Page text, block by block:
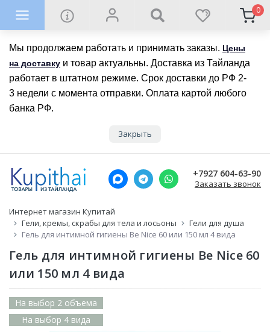
Мы продолжаем работать и принимать заказы. Цены
на доставку и товар актуальны. Доставка из Тайланда
работает в штатном режиме. Срок доставки до РФ 2-
3 недели с момента отправки. Оплата картой любого
банка РФ.
Закрыть
0
+7927 604-63-90
Заказать звонок
Интернет магазин Купитай
Гели, кремы, скрабы для тела и лосьоны
Гели для душа
Гель для интимной гигиены Be Nice 60 или 150 мл 4 вида
Гель для интимной гигиены Be Nice 60
или 150 мл 4 вида
На выбор 2 объема
На выбор 4 вида